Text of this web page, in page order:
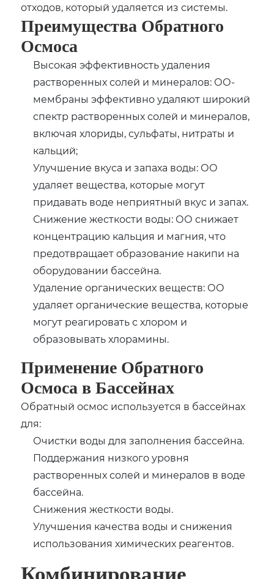
отходов, который удаляется из системы.
Преимущества Обратного
Осмоса
Высокая эффективность удаления
растворенных солей и минералов: ОО-
мембраны эффективно удаляют широкий
спектр растворенных солей и минералов,
включая хлориды, сульфаты, нитраты и
кальций;
Улучшение вкуса и запаха воды: ОО
удаляет вещества, которые могут
придавать воде неприятный вкус и запах.
Снижение жесткости воды: ОО снижает
концентрацию кальция и магния, что
предотвращает образование накипи на
оборудовании бассейна.
Удаление органических веществ: ОО
удаляет органические вещества, которые
могут реагировать с хлором и
образовывать хлорамины.
Применение Обратного
Осмоса в Бассейнах
Обратный осмос используется в бассейнах
для:
Очистки воды для заполнения бассейна.
Поддержания низкого уровня
растворенных солей и минералов в воде
бассейна.
Снижения жесткости воды.
Улучшения качества воды и снижения
использования химических реагентов.